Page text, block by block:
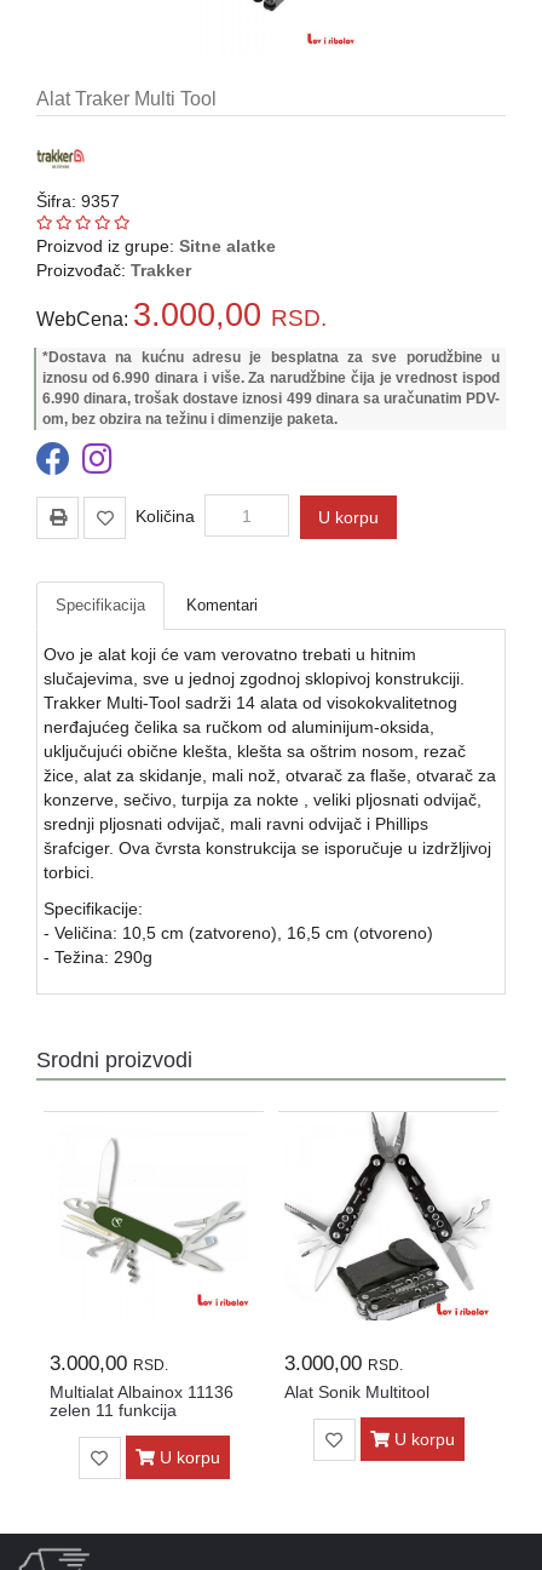
Akcija
Ribolovačke
priče
Lovačke
vode
RIBOLOVNE
DOZVOLE
2026.god.
Brendovi
USLOVI
ISPORUKE
kupovini
Alat Traker Multi Tool
Šifra: 9357
Proizvod iz grupe: Sitne alatke
Proizvođač: Trakker
WebCena: 3.000,00 RSD.
*Dostava na kućnu adresu je besplatna za sve porudžbine u
iznosu od 6.990 dinara i više. Za narudžbine čija je vrednost ispod
6.990 dinara, trošak dostave iznosi 499 dinara sa uračunatim PDV-
om, bez obzira na težinu i dimenzije paketa.
Količina U korpu
Specifikacija Komentari
Ovo je alat koji će vam verovatno trebati u hitnim
slučajevima, sve u jednoj zgodnoj sklopivoj konstrukciji.
Trakker Multi-Tool sadrži 14 alata od visokokvalitetnog
nerđajućeg čelika sa ručkom od aluminijum-oksida,
uključujući obične klešta, klešta sa oštrim nosom, rezač
žice, alat za skidanje, mali nož, otvarač za flaše, otvarač za
konzerve, sečivo, turpija za nokte , veliki pljosnati odvijač,
srednji pljosnati odvijač, mali ravni odvijač i Phillips
šrafciger. Ova čvrsta konstrukcija se isporučuje u izdržljivoj
torbici.
Specifikacije:
- Veličina: 10,5 cm (zatvoreno), 16,5 cm (otvoreno)
- Težina: 290g
Srodni proizvodi
3.000,00 RSD.
Multialat Albainox 11136
zelen 11 funkcija
U korpu
3.000,00 RSD.
Alat Sonik Multitool
U korpu